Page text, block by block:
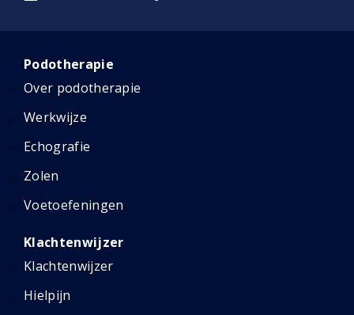
Podotherapie
Over podotherapie
Werkwijze
Echografie
Zolen
Voetoefeningen
Klachtenwijzer
Klachtenwijzer
Hielpijn